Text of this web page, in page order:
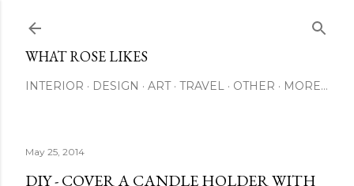
WHAT ROSE LIKES
INTERIOR DESIGN ART TRAVEL OTHER MORE…
May 25, 2014
DIY - COVER A CANDLE HOLDER WITH